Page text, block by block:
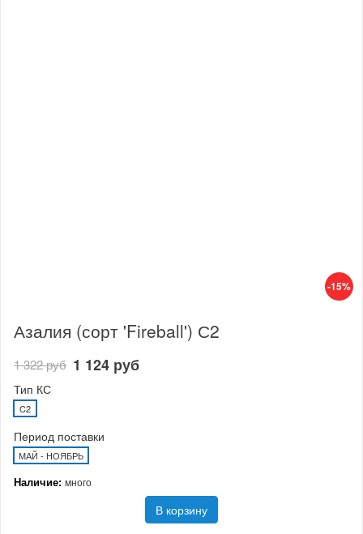
-15%
Азалия (сорт 'Fireball') С2
1 322 руб 1 124 руб
Тип КС
C2
Период поставки
МАЙ - НОЯБРЬ
Наличие: много
В корзину